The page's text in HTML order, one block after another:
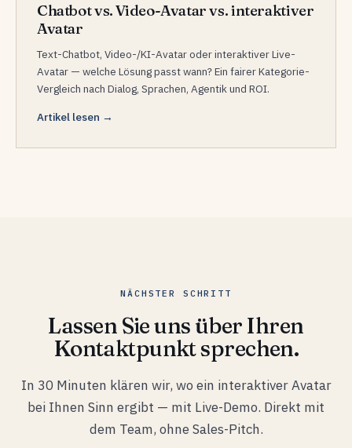
Chatbot vs. Video-Avatar vs. interaktiver
Avatar
Text-Chatbot, Video-/KI-Avatar oder interaktiver Live-
Avatar — welche Lösung passt wann? Ein fairer Kategorie-
Vergleich nach Dialog, Sprachen, Agentik und ROI.
Artikel lesen →
NÄCHSTER SCHRITT
Lassen Sie uns über Ihren
Kontaktpunkt sprechen.
In 30 Minuten klären wir, wo ein interaktiver Avatar
bei Ihnen Sinn ergibt — mit Live-Demo. Direkt mit
dem Team, ohne Sales-Pitch.